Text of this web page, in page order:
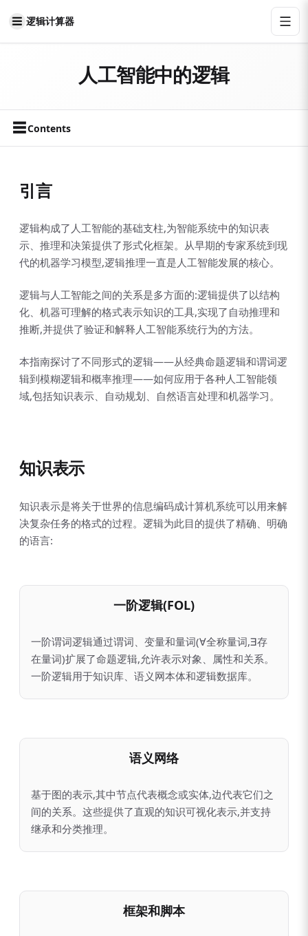
逻辑计算器
人工智能中的逻辑
☰Contents
引言
逻辑构成了人工智能的基础支柱,为智能系统中的知识表
示、推理和决策提供了形式化框架。从早期的专家系统到现
代的机器学习模型,逻辑推理一直是人工智能发展的核心。
逻辑与人工智能之间的关系是多方面的:逻辑提供了以结构
化、机器可理解的格式表示知识的工具,实现了自动推理和
推断,并提供了验证和解释人工智能系统行为的方法。
本指南探讨了不同形式的逻辑——从经典命题逻辑和谓词逻
辑到模糊逻辑和概率推理——如何应用于各种人工智能领
域,包括知识表示、自动规划、自然语言处理和机器学习。
知识表示
知识表示是将关于世界的信息编码成计算机系统可以用来解
决复杂任务的格式的过程。逻辑为此目的提供了精确、明确
的语言:
一阶逻辑(FOL)
一阶谓词逻辑通过谓词、变量和量词(∀全称量词,∃存
在量词)扩展了命题逻辑,允许表示对象、属性和关系。
一阶逻辑用于知识库、语义网本体和逻辑数据库。
语义网络
基于图的表示,其中节点代表概念或实体,边代表它们之
间的关系。这些提供了直观的知识可视化表示,并支持
继承和分类推理。
框架和脚本